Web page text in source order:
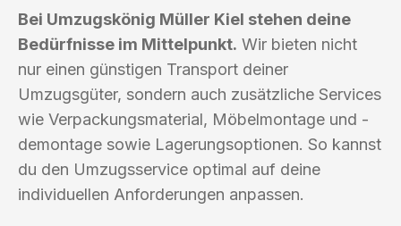
Bei Umzugskönig Müller Kiel stehen deine
Bedürfnisse im Mittelpunkt. Wir bieten nicht
nur einen günstigen Transport deiner
Umzugsgüter, sondern auch zusätzliche Services
wie Verpackungsmaterial, Möbelmontage und -
demontage sowie Lagerungsoptionen. So kannst
du den Umzugsservice optimal auf deine
individuellen Anforderungen anpassen.